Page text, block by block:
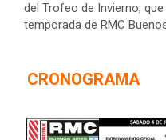
del Trofeo de Invierno,
temporada de RMC
CRONOGRAMA